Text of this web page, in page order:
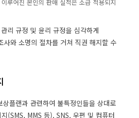
루어진 본인의 판매 실적은 소급 적용되지
리 규정 및 윤리 규정을 심각하게
사와 소명의 절차를 거쳐 직권 해지할 수
플랜과 관련하여 불특정인들을 상대로
(SMS, MMS 등), SNS, 우편 및 컴퓨터